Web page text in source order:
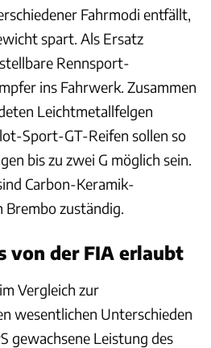
Fahrmodi entfällt,
spart. Als Ersatz
Rennsport-
ins Fahrwerk. Zusammen
Leichtmetallfelgen
Sport-GT-Reifen sollen so
bis zu zwei G möglich sein.
Carbon-Keramik-
Brembo zuständig.
von der FIA erlaubt
Vergleich zur
wesentlichen Unterschieden
gewachsene Leistung des